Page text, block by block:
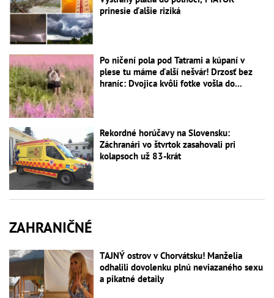
prinesie ďalšie riziká
Po ničení pola pod Tatrami a kúpaní v
plese tu máme ďalší nešvár! Drzosť bez
hraníc: Dvojica kvôli fotke vošla do...
Rekordné horúčavy na Slovensku:
Záchranári vo štvrtok zasahovali pri
kolapsoch už 83-krát
ZAHRANIČNÉ
TAJNÝ ostrov v Chorvátsku! Manželia
odhalili dovolenku plnú neviazaného sexu
a pikatné detaily